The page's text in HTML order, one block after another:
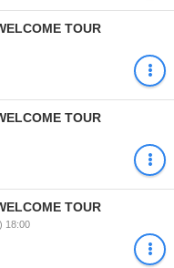
TOUR
TOUR
TOUR
18:00